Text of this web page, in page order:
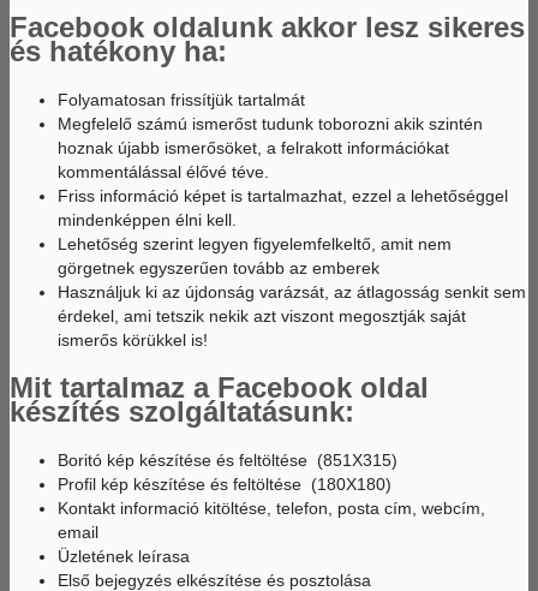
Facebook oldalunk akkor lesz sikeres
és hatékony ha:
Folyamatosan frissítjük tartalmát
Megfelelő számú ismerőst tudunk toborozni akik szintén
hoznak újabb ismerősöket, a felrakott információkat
kommentálással élővé téve.
Friss információ képet is tartalmazhat, ezzel a lehetőséggel
mindenképpen élni kell.
Lehetőség szerint legyen figyelemfelkeltő, amit nem
görgetnek egyszerűen tovább az emberek
Használjuk ki az újdonság varázsát, az átlagosság senkit sem
érdekel, ami tetszik nekik azt viszont megosztják saját
ismerős körükkel is!
Mit tartalmaz a Facebook oldal
készítés szolgáltatásunk:
Boritó kép készítése és feltöltése (851X315)
Profil kép készítése és feltöltése (180X180)
Kontakt informació kitöltése, telefon, posta cím, webcím,
email
Üzletének leírasa
Első bejegyzés elkészítése és posztolása